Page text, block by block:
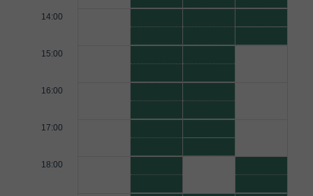
14:00
15:00
16:00
17:00
18:00